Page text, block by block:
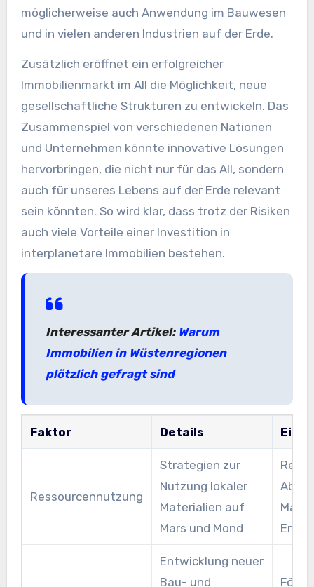
möglicherweise auch Anwendung im Bauwesen
und in vielen anderen Industrien auf der Erde.
Zusätzlich eröffnet ein erfolgreicher
Immobilienmarkt im All die Möglichkeit, neue
gesellschaftliche Strukturen zu entwickeln. Das
Zusammenspiel von verschiedenen Nationen
und Unternehmen könnte innovative Lösungen
hervorbringen, die nicht nur für das All, sondern
auch für unseres Lebens auf der Erde relevant
sein könnten. So wird klar, dass trotz der Risiken
auch viele Vorteile einer Investition in
interplanetare Immobilien bestehen.
Interessanter Artikel: Warum
Immobilien in Wüstenregionen
plötzlich gefragt sind
Faktor Details
Ressourcennutzung
Strategien zur
Nutzung lokaler
Materialien auf
Mars und Mond
Erde
Entwicklung neuer
Bau- und